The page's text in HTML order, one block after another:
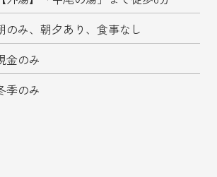
のみ、朝夕あり、食事なし
金のみ
季のみ